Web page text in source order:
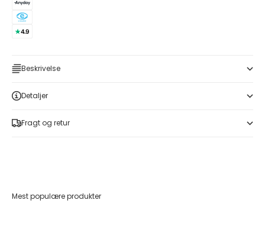
Beskrivelse
Detaljer
Fragt og retur
Mest populære produkter